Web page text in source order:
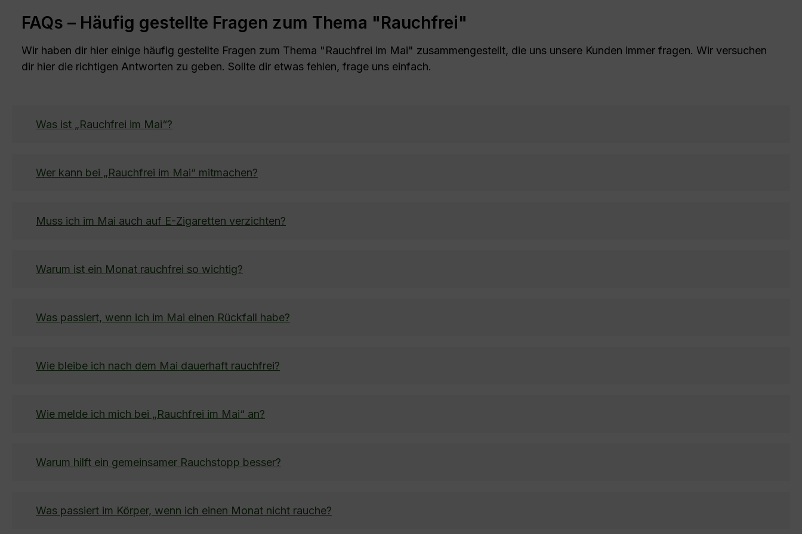
FAQs – Häufig gestellte Fragen zum Thema "Rauchfrei"
Wir haben dir hier einige häufig gestellte Fragen zum Thema "Rauchfrei im Mai" zusammengestellt, die uns unsere Kunden immer fragen. Wir versuchen
dir hier die richtigen Antworten zu geben. Sollte dir etwas fehlen, frage uns einfach.
Was ist „Rauchfrei im Mai“?
Wer kann bei „Rauchfrei im Mai“ mitmachen?
Muss ich im Mai auch auf E-Zigaretten verzichten?
Warum ist ein Monat rauchfrei so wichtig?
Was passiert, wenn ich im Mai einen Rückfall habe?
Wie bleibe ich nach dem Mai dauerhaft rauchfrei?
Wie melde ich mich bei „Rauchfrei im Mai“ an?
Warum hilft ein gemeinsamer Rauchstopp besser?
Was passiert im Körper, wenn ich einen Monat nicht rauche?